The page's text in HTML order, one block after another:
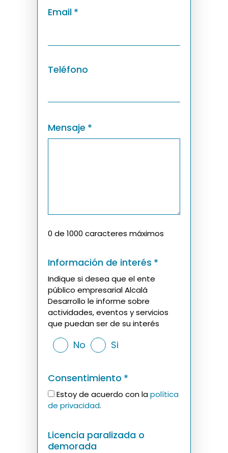
Email *
Teléfono
Mensaje *
0 de 1000 caracteres máximos
Información de interés *
Indique si desea que el ente
público empresarial Alcalá
Desarrollo le informe sobre
actividades, eventos y servicios
que puedan ser de su interés
No Si
Consentimiento *
Estoy de acuerdo con lapolítica
de privacidad.
Licencia paralizada o
demorada